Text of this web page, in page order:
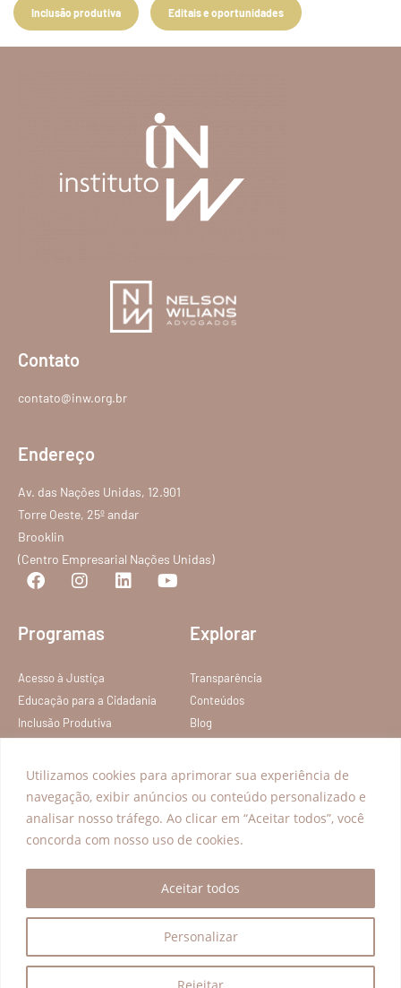
Utilizamos cookies para aprimorar sua experiência de
navegação, exibir anúncios ou conteúdo personalizado e
analisar nosso tráfego. Ao clicar em “Aceitar todos”, você
concorda com nosso uso de cookies.
Personalizar
Rejeitar
Aceitar todos
Inclusão produtiva Editais e oportunidades
Contato
contato@inw.org.br
Endereço
Av. das Nações Unidas, 12.901
Torre Oeste, 25º andar
Brooklin
(Centro Empresarial Nações Unidas)
Programas
Acesso à Justiça
Educação para a Cidadania
Inclusão Produtiva
Explorar
Transparência
Conteúdos
Blog
Política de privacidade
Termos de Serviço
Todos os direitos reservados – Instituto Nelson Wilians